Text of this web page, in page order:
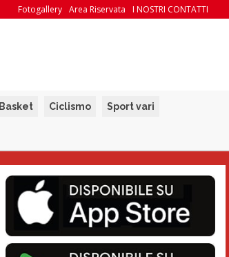
I NOSTRI CONTATTI
Area Riservata
Fotogallery
Basket Ciclismo Sport vari